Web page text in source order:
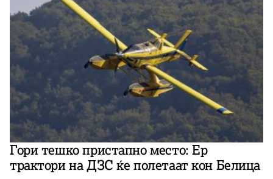
Гори тешко пристапно место: Ер
трактори на ДЗС ќе полетаат кон Белица